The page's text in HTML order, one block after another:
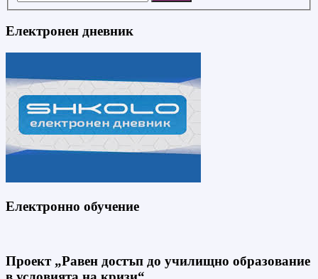
Електронен дневник
Електронно обучение
Проект „Равен достъп до училищно образование